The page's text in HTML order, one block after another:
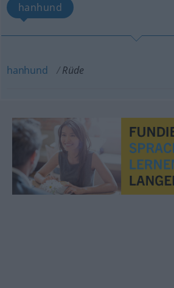
hanhund
hanhund Rüde